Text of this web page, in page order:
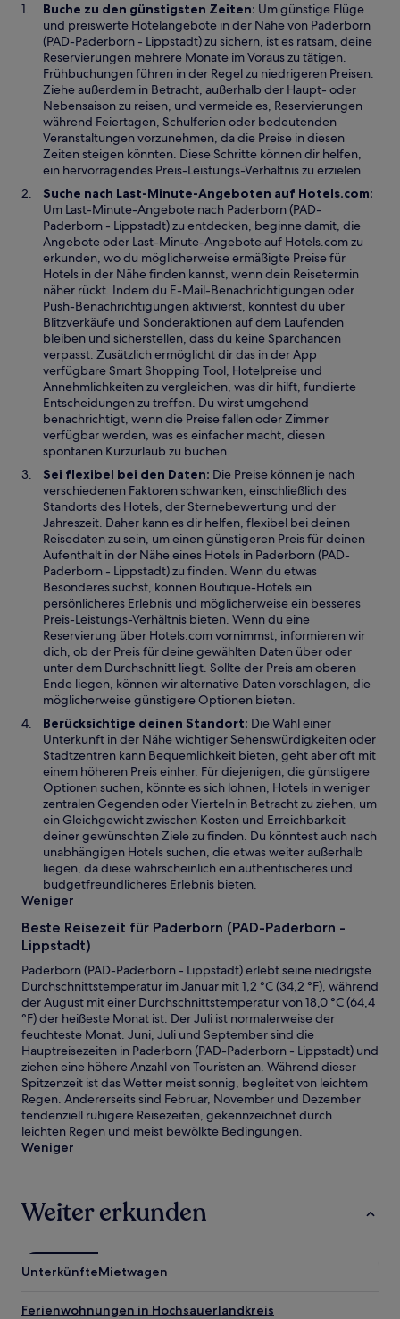
f
n
e
t
e
r
g
e
ö
f
f
n
e
t
e
n
s
t
e
r
g
e
ö
f
f
n
e
t
e
u
e
n
F
e
n
s
t
e
r
g
e
ö
f
f
n
e
t
Buche zu den günstigsten Zeiten: Um günstige Flüge
und preiswerte Hotelangebote in der Nähe von Paderborn
(PAD-Paderborn - Lippstadt) zu sichern, ist es ratsam, deine
Reservierungen mehrere Monate im Voraus zu tätigen.
Frühbuchungen führen in der Regel zu niedrigeren Preisen.
Ziehe außerdem in Betracht, außerhalb der Haupt- oder
Nebensaison zu reisen, und vermeide es, Reservierungen
während Feiertagen, Schulferien oder bedeutenden
Veranstaltungen vorzunehmen, da die Preise in diesen
Zeiten steigen könnten. Diese Schritte können dir helfen,
ein hervorragendes Preis-Leistungs-Verhältnis zu erzielen.
Suche nach Last-Minute-Angeboten auf Hotels.com:
Um Last-Minute-Angebote nach Paderborn (PAD-
Paderborn - Lippstadt) zu entdecken, beginne damit, die
AngeboteW
r
d
i
n
e
i
n
e
m
n
e
u
n
F
e
n
s
t
e
r
g
e
ö
f
f
n
e
t
oder Last-Minute-Angebote auf Hotels.com zu
erkunden, wo du möglicherweise ermäßigte Preise für
Hotels in der Nähe finden kannst, wenn dein Reisetermin
näher rückt. Indem du E-Mail-Benachrichtigungen oder
Push-Benachrichtigungen aktivierst, könntest du über
Blitzverkäufe und Sonderaktionen auf dem Laufenden
bleiben und sicherstellen, dass du keine Sparchancen
verpasst. Zusätzlich ermöglicht dir das in der App
verfügbare Smart Shopping Tool, Hotelpreise und
Annehmlichkeiten zu vergleichen, was dir hilft, fundierte
Entscheidungen zu treffen. Du wirst umgehend
benachrichtigt, wenn die Preise fallen oder Zimmer
verfügbar werden, was es einfacher macht, diesen
spontanen Kurzurlaub zu buchen.
Sei flexibel bei den Daten: Die Preise können je nach
verschiedenen Faktoren schwanken, einschließlich des
Standorts des Hotels, der Sternebewertung und der
Jahreszeit. Daher kann es dir helfen, flexibel bei deinen
Reisedaten zu sein, um einen günstigeren Preis für deinen
Aufenthalt in der Nähe eines Hotels in Paderborn (PAD-
Paderborn - Lippstadt) zu finden. Wenn du etwas
Besonderes suchst, können Boutique-Hotels ein
persönlicheres Erlebnis und möglicherweise ein besseres
Preis-Leistungs-Verhältnis bieten. Wenn du eine
Reservierung über Hotels.com vornimmst, informieren wir
dich, ob der Preis für deine gewählten Daten über oder
unter dem Durchschnitt liegt. Sollte der Preis am oberen
Ende liegen, können wir alternative Daten vorschlagen, die
möglicherweise günstigere Optionen bieten.
Berücksichtige deinen Standort: Die Wahl einer
Unterkunft in der Nähe wichtiger Sehenswürdigkeiten oder
Stadtzentren kann Bequemlichkeit bieten, geht aber oft mit
einem höheren Preis einher. Für diejenigen, die günstigere
Optionen suchen, könnte es sich lohnen, Hotels in weniger
zentralen Gegenden oder Vierteln in Betracht zu ziehen, um
ein Gleichgewicht zwischen Kosten und Erreichbarkeit
deiner gewünschten Ziele zu finden. Du könntest auch nach
unabhängigen Hotels suchen, die etwas weiter außerhalb
liegen, da diese wahrscheinlich ein authentischeres und
budgetfreundlicheres Erlebnis bieten.
Weniger
Beste Reisezeit für Paderborn (PAD-Paderborn -
Lippstadt)
Paderborn (PAD-Paderborn - Lippstadt) erlebt seine niedrigste
Durchschnittstemperatur im Januar mit 1,2 °C (34,2 °F), während
der August mit einer Durchschnittstemperatur von 18,0 °C (64,4
°F) der heißeste Monat ist. Der Juli ist normalerweise der
feuchteste Monat. Juni, Juli und September sind die
Hauptreisezeiten in Paderborn (PAD-Paderborn - Lippstadt) und
ziehen eine höhere Anzahl von Touristen an. Während dieser
Spitzenzeit ist das Wetter meist sonnig, begleitet von leichtem
Regen. Andererseits sind Februar, November und Dezember
tendenziell ruhigere Reisezeiten, gekennzeichnet durch
leichten Regen und meist bewölkte Bedingungen.
Weniger
Weiter erkunden
UnterkünfteMietwagen
Ferienwohnungen in Hochsauerlandkreis